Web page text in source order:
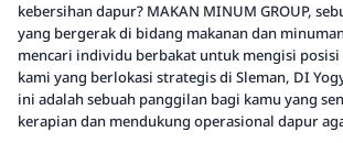
kebersihan dapur? MAKAN MINUM GROUP,
yang bergerak di bidang makanan dan
mencari individu berbakat untuk mengisi posisi
kami yang berlokasi strategis di Sleman, DI
ini adalah sebuah panggilan bagi kamu yang
kerapian dan mendukung operasional dapur